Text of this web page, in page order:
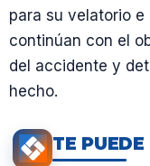
para su velatorio
continúan con el
del accidente y
hecho.
TE PUEDE